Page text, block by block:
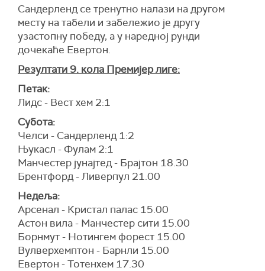
Сандерленд се тренутно налази на другом
месту на табели и забележио је другу
узастопну победу, а у наредној рунди
дочекаће Евертон.
Резултати 9. кола Премијер лиге:
Петак:
Лидс - Вест хем 2:1
Субота:
Челси - Сандерленд 1:2
Њукасл - Фулам 2:1
Манчестер јунајтед - Брајтон 18.30
Брентфорд - Ливерпул 21.00
Недеља:
Арсенал - Кристал палас 15.00
Астон вила - Манчестер сити 15.00
Борнмут - Нотингем форест 15.00
Вулверхемптон - Барнли 15.00
Евертон - Тотенхем 17.30